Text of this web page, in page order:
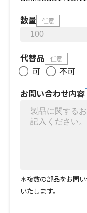
数量 任意
代替品 任意
可
不可
お問い合わせ内容
＊複数の部品をお問
いたします。